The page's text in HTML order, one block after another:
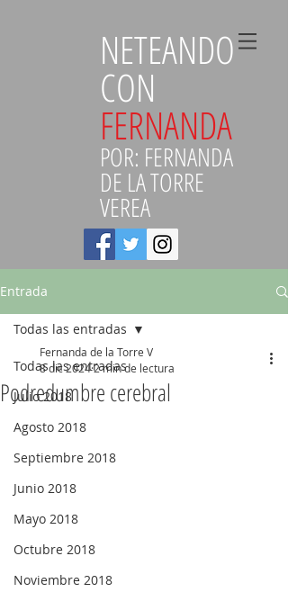
NETEANDO
CON
FERNANDA
POR: FERNANDA
DE LA TORRE
VEREA
Entrada
Todas las entradas
Julio 2018
Agosto 2018
Septiembre 2018
Junio 2018
Mayo 2018
Octubre 2018
Noviembre 2018
Todas las entradas
Podredumbre cerebral
Fernanda de la Torre V
8 dic 20242 min de lectura